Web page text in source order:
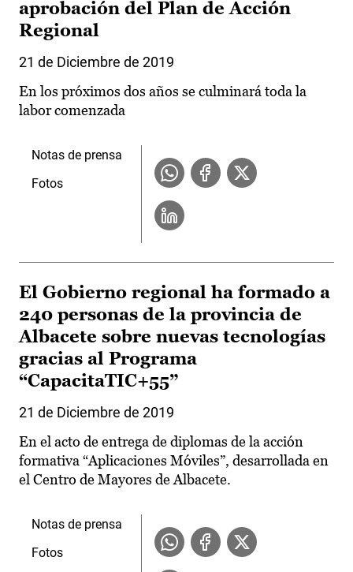
aprobación del Plan de Acción
Regional
21 de Diciembre de 2019
En los próximos dos años se culminará toda la
labor comenzada
Notas de prensa
Fotos
El Gobierno regional ha formado a
240 personas de la provincia de
Albacete sobre nuevas tecnologías
gracias al Programa
“CapacitaTIC+55”
21 de Diciembre de 2019
En el acto de entrega de diplomas de la acción
formativa “Aplicaciones Móviles”, desarrollada en
el Centro de Mayores de Albacete.
Notas de prensa
Fotos